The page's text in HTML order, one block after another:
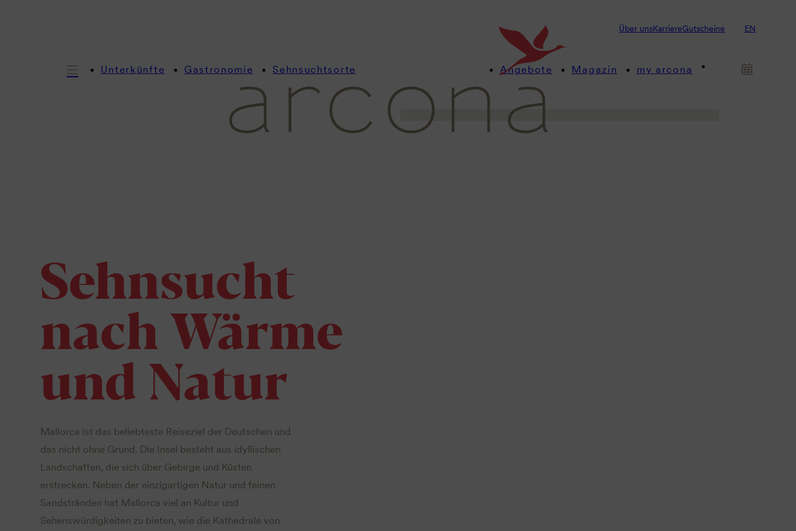
Über unsKarriereGutscheine EN
Unterkünfte Gastronomie Sehnsuchtsorte Angebote Magazin my arcona
Kleine Buchten, kristallklares Wasser und wunderschöne
Strände, das erwartet Sie auf der größten Baleareninsel
Sehnsucht
nach Wärme
und Natur
Mallorca ist das beliebteste Reiseziel der Deutschen und
das nicht ohne Grund. Die Insel besteht aus idyllischen
Landschaften, die sich über Gebirge und Küsten
erstrecken. Neben der einzigartigen Natur und feinen
Sandstränden hat Mallorca viel an Kultur und
Sehenswürdigkeiten zu bieten, wie die Kathedrale von